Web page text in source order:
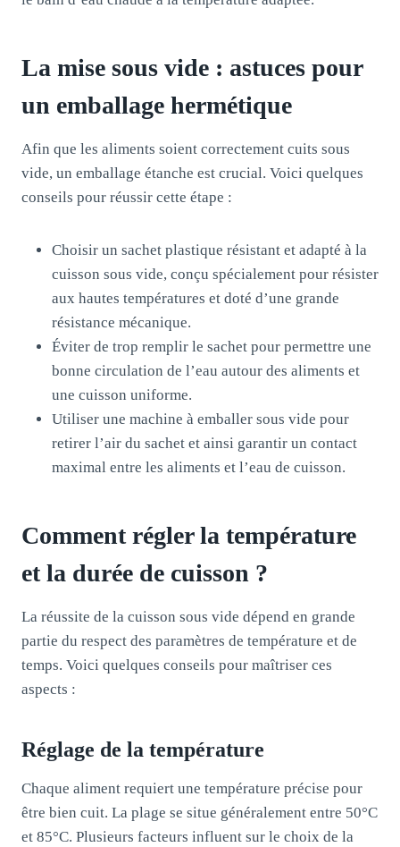
La mise sous vide : astuces pour
un emballage hermétique
Afin que les aliments soient correctement cuits sous
vide, un emballage étanche est crucial. Voici quelques
conseils pour réussir cette étape :
Choisir un sachet plastique résistant et adapté à la
cuisson sous vide, conçu spécialement pour résister
aux hautes températures et doté d’une grande
résistance mécanique.
Éviter de trop remplir le sachet pour permettre une
bonne circulation de l’eau autour des aliments et
une cuisson uniforme.
Utiliser une machine à emballer sous vide pour
retirer l’air du sachet et ainsi garantir un contact
maximal entre les aliments et l’eau de cuisson.
Comment régler la température
et la durée de cuisson ?
La réussite de la cuisson sous vide dépend en grande
partie du respect des paramètres de température et de
temps. Voici quelques conseils pour maîtriser ces
aspects :
Réglage de la température
Chaque aliment requiert une température précise pour
être bien cuit. La plage se situe généralement entre 50°C
et 85°C. Plusieurs facteurs influent sur le choix de la